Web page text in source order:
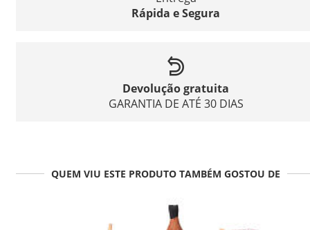
Rápida e Segura
Devolução gratuita
GARANTIA DE ATÉ 30 DIAS
QUEM VIU ESTE PRODUTO TAMBÉM GOSTOU DE